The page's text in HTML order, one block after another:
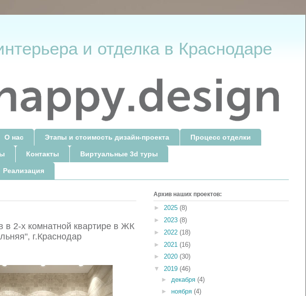
и отделка в Краснодаре
О нас Этапы и стоимость дизайн-проекта Процесс отделки
Контакты Виртуальные 3d туры
в 2-х комнатной квартире в ЖК
, г.Краснодар
Архив наших проектов:
► 2025 (8)
► 2023 (8)
► 2022 (18)
► 2021 (16)
► 2020 (30)
▼ 2019 (46)
► декабря(4)
► ноября(4)